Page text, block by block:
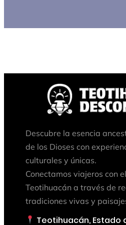
Descubre la esencia
de los Dioses con
culturales y únicas.
Conectamos viajeros con
Teotihuacán a través de
tradiciones vivas y
Teotihuacán, Estado